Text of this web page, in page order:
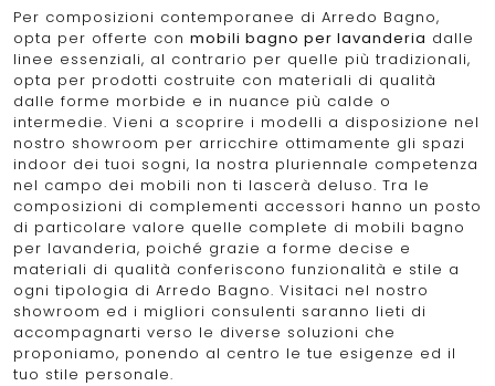
Per composizioni contemporanee di Arredo Bagno,
opta per offerte con mobili bagno per lavanderia dalle
linee essenziali, al contrario per quelle più tradizionali,
opta per prodotti costruite con materiali di qualità
dalle forme morbide e in nuance più calde o
intermedie. Vieni a scoprire i modelli a disposizione nel
nostro showroom per arricchire ottimamente gli spazi
indoor dei tuoi sogni, la nostra pluriennale competenza
nel campo dei mobili non ti lascerà deluso. Tra le
composizioni di complementi accessori hanno un posto
di particolare valore quelle complete di mobili bagno
per lavanderia, poiché grazie a forme decise e
materiali di qualità conferiscono funzionalità e stile a
ogni tipologia di Arredo Bagno. Visitaci nel nostro
showroom ed i migliori consulenti saranno lieti di
accompagnarti verso le diverse soluzioni che
proponiamo, ponendo al centro le tue esigenze ed il
tuo stile personale.